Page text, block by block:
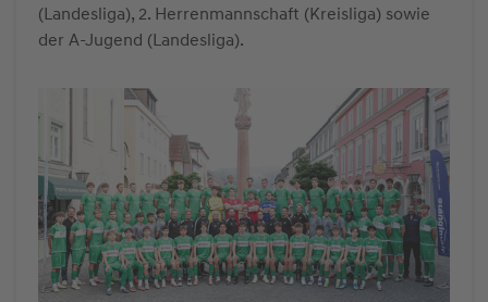
(Landesliga), 2. Herrenmannschaft (Kreisliga) sowie
der A-Jugend (Landesliga).